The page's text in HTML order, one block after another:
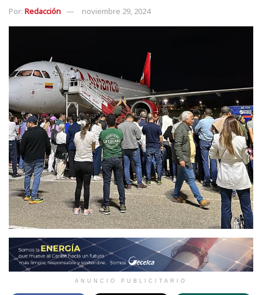
Por: Redacción noviembre 29, 2024
ANUNCIO PUBLICITARIO